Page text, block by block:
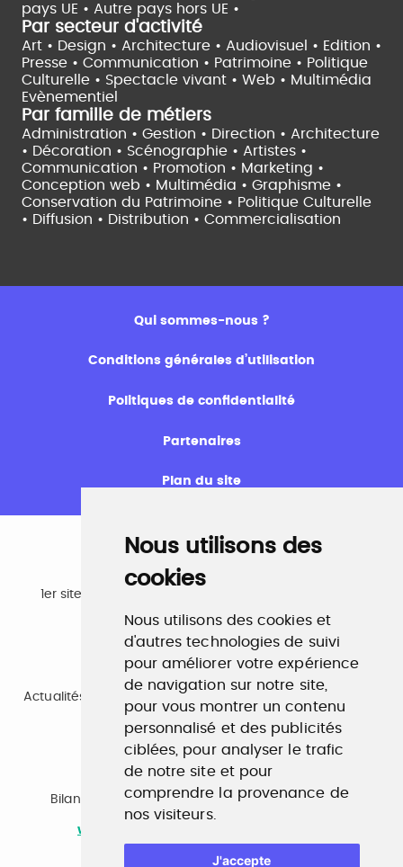
Nous utilisons des
cookies
Nous utilisons des cookies et
d'autres technologies de suivi
pour améliorer votre expérience
de navigation sur notre site,
pour vous montrer un contenu
personnalisé et des publicités
ciblées, pour analyser le trafic
de notre site et pour
comprendre la provenance de
nos visiteurs.
J'accepte
pays UE • Autre pays hors UE •
Par secteur d'activité
Art • Design • Architecture • Audiovisuel • Edition •
Presse • Communication • Patrimoine • Politique
Culturelle • Spectacle vivant • Web • Multimédia
Evènementiel
Par famille de métiers
Administration • Gestion • Direction • Architecture
• Décoration • Scénographie • Artistes •
Communication • Promotion • Marketing •
Conception web • Multimédia • Graphisme •
Conservation du Patrimoine • Politique Culturelle
• Diffusion • Distribution • Commercialisation
Qui sommes-nous ?
Conditions générales d’utilisation
Politiques de confidentialité
Partenaires
Plan du site
Emploi
1er site emploi du secteur culturel 784.000 visites et
www.profilculture.com
Formation
Actualités, guide et annuaire des formations aux métiers
de la culture.
www.profilculture-formation.com
Accompagnement professionnel
Bilan de compétences, coaching, techniques de
recherche d'emploi, entretien conseil.
www.profilculture-competences.com